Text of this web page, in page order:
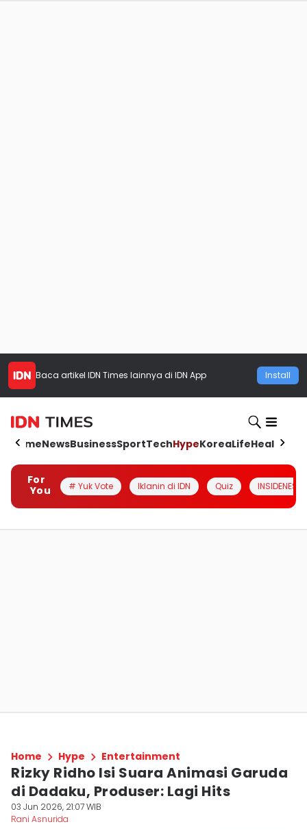
Baca artikel IDN Times lainnya di IDN App Install
HomeNewsBusinessSportTechHypeKoreaLifeHealth
For
You
# Yuk Vote Iklanin di IDN Quiz INSIDENESIA
Home Hype Entertainment
Rizky Ridho Isi Suara Animasi Garuda
di Dadaku, Produser: Lagi Hits
03 Jun 2026, 21:07 WIB
Rani Asnurida